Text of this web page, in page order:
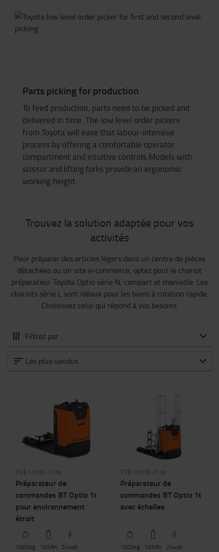
Parts picking for production
To feed production, parts need to be picked and
delivered in time. The low level order pickers
from Toyota will ease that labour-intensive
process by offering a comfortable operator
compartment and intuitive controls.Models with
scissor and liftingforks provide an ergonomic
working height.
Trouvez la solution adaptée pour vos
activités
Pour préparer des articles légers dans un centre de pièces
détachées ou un site e-commerce, optez pour le chariot
préparateur Toyota Optio série N, compact et maniable. Les
chariots série L sont idéaux pour les biens à rotation rapide.
Choisissez celui qui répond à vos besoins.
Filtrez par :
Tous les Préparateurs de commandes
Capacité nominale
4200mm
Hauteur du chariot
Les plus vendus
TSE100W-709
Préparateur de
commandes BT Optio 1t
pour environnement
étroit
1000kg 105Ah 24volt
TSE100W-710
Préparateur de
commandes BT Optio 1t
avec échelles
1000kg 105Ah 24volt